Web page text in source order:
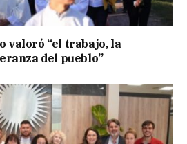
valoró “el trabajo, la
del pueblo”